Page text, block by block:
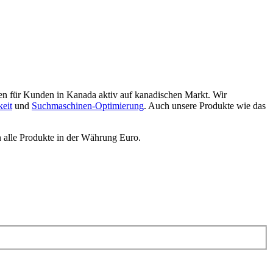
für Kunden in Kanada aktiv auf kanadischen Markt. Wir
und Suchmaschinen-Optimierung. Auch unsere Produkte wie das
Produkte in der Währung Euro.